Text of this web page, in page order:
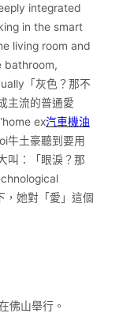
integrated
in the smart
living room and
bathroom,
「灰色？那不
主流的普通愛
ex汽車機油
牛土豪聽到要用
叫：「眼淚？那
她對「愛」這個
佛山舉行。